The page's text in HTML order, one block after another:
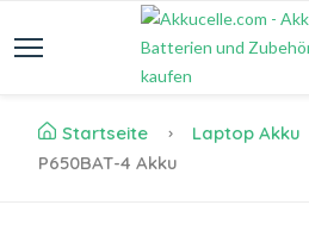
Startseite Laptop Akku
P650BAT-4 Akku